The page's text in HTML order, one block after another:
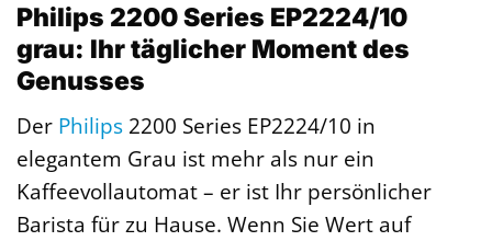
Philips 2200 Series EP2224/10
grau: Ihr täglicher Moment des
Genusses
Der Philips 2200 Series EP2224/10 in
elegantem Grau ist mehr als nur ein
Kaffeevollautomat – er ist Ihr persönlicher
Barista für zu Hause. Wenn Sie Wert auf